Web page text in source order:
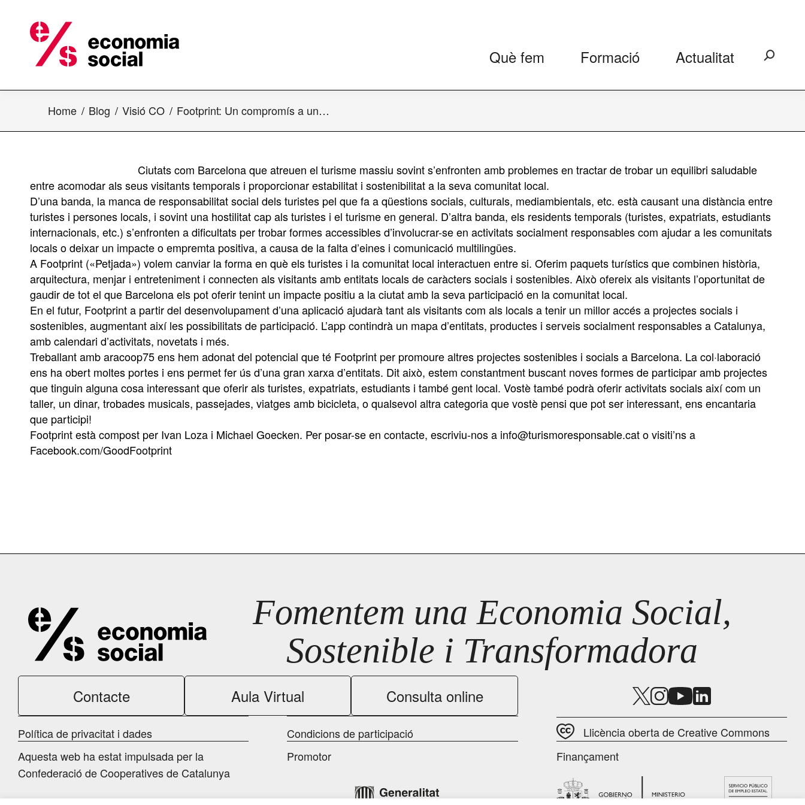
Què fem Formació Actualitat Search:
Home Blog Visió CO Footprint: Un compromís a un…
Ciutats com Barcelona que atreuen el turisme massiu sovint s’enfronten amb problemes en tractar de trobar un equilibri saludable
entre acomodar als seus visitants temporals i proporcionar estabilitat i sostenibilitat a la seva comunitat local.
D’una banda, la manca de responsabilitat social dels turistes pel que fa a qüestions socials, culturals, mediambientals, etc. està causant una distància entre
turistes i persones locals, i sovint una hostilitat cap als turistes i el turisme en general. D’altra banda, els residents temporals (turistes, expatriats, estudiants
internacionals, etc.) s’enfronten a dificultats per trobar formes accessibles d’involucrar-se en activitats socialment responsables com ajudar a les comunitats
locals o deixar un impacte o empremta positiva, a causa de la falta d’eines i comunicació multilingües.
A Footprint («Petjada») volem canviar la forma en què els turistes i la comunitat local interactuen entre si. Oferim paquets turístics que combinen història,
arquitectura, menjar i entreteniment i connecten als visitants amb entitats locals de caràcters socials i sostenibles. Això ofereix als visitants l’oportunitat de
gaudir de tot el que Barcelona els pot oferir tenint un impacte positiu a la ciutat amb la seva participació en la comunitat local.
En el futur, Footprint a partir del desenvolupament d’una aplicació ajudarà tant als visitants com als locals a tenir un millor accés a projectes socials i
sostenibles, augmentant així les possibilitats de participació. L’app contindrà un mapa d’entitats, productes i serveis socialment responsables a Catalunya,
amb calendari d’activitats, novetats i més.
Treballant amb aracoop75 ens hem adonat del potencial que té Footprint per promoure altres projectes sostenibles i socials a Barcelona. La col·laboració
ens ha obert moltes portes i ens permet fer ús d’una gran xarxa d’entitats. Dit això, estem constantment buscant noves formes de participar amb projectes
que tinguin alguna cosa interessant que oferir als turistes, expatriats, estudiants i també gent local. Vostè també podrà oferir activitats socials així com un
taller, un dinar, trobades musicals, passejades, viatges amb bicicleta, o qualsevol altra categoria que vostè pensi que pot ser interessant, ens encantaria
que participi!
Footprint està compost per Ivan Loza i Michael Goecken. Per posar-se en contacte, escriviu-nos a info@turismoresponsable.cat o visiti’ns a
Facebook.com/GoodFootprint
Fomentem una Economia Social,
Sostenible i Transformadora
Contacte Aula Virtual Consulta online
Política de privacitat i dades Condicions de participació
Llicència oberta de Creative Commons
Aquesta web ha estat impulsada per la
Confederació de Cooperatives de Catalunya
Promotor Finançament